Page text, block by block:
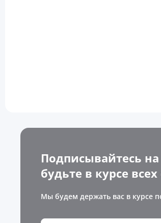
Подписывайтесь
будьте в курсе
Мы будем держать вас в курсе